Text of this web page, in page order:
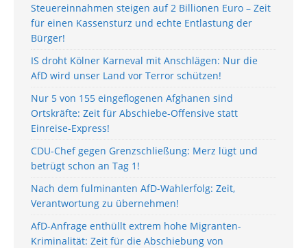
Steuereinnahmen steigen auf 2 Billionen Euro – Zeit
für einen Kassensturz und echte Entlastung der
Bürger!
IS droht Kölner Karneval mit Anschlägen: Nur die
AfD wird unser Land vor Terror schützen!
Nur 5 von 155 eingeflogenen Afghanen sind
Ortskräfte: Zeit für Abschiebe-Offensive statt
Einreise-Express!
CDU-Chef gegen Grenzschließung: Merz lügt und
betrügt schon an Tag 1!
Nach dem fulminanten AfD-Wahlerfolg: Zeit,
Verantwortung zu übernehmen!
AfD-Anfrage enthüllt extrem hohe Migranten-
Kriminalität: Zeit für die Abschiebung von